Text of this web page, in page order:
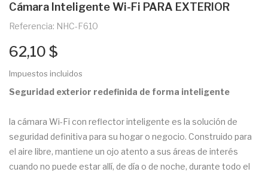
Cámara Inteligente Wi-Fi PARA EXTERIOR
Referencia: NHC-F610
62,10 $
Impuestos incluidos
Seguridad exterior redefinida de forma inteligente
la cámara Wi-Fi con reflector inteligente es la solución de
seguridad definitiva para su hogar o negocio. Construido para
el aire libre, mantiene un ojo atento a sus áreas de interés
cuando no puede estar allí, de día o de noche, durante todo el